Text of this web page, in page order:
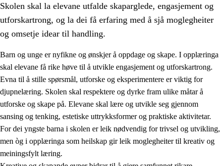
1. Verdigrunnlaget i opplæringa
1.1 Menneskeverdet
Identitet og kulturelt mangfald
1.3 Kritisk tenking og etisk bevisstheit
1.4 Skaparglede, engasjement og utforskartrong
Skolen skal la elevane utfalde skaparglede, engasjement og
utforskartrong, og la dei få erfaring med å sjå moglegheiter
og omsetje idear til handling.
Barn og unge er nyfikne og ønskjer å oppdage og skape. I opplæringa
skal elevane få rike høve til å utvikle engasjement og utforskartrong.
Evna til å stille spørsmål, utforske og eksperimentere er viktig for
djupnelæring. Skolen skal respektere og dyrke fram ulike måtar å
utforske og skape på. Elevane skal lære og utvikle seg gjennom
sansing og tenking, estetiske uttrykksformer og praktiske aktivitetar.
For dei yngste barna i skolen er leik nødvendig for trivsel og utvikling,
men òg i opplæringa som heilskap gir leik moglegheiter til kreativ og
meiningsfylt læring.